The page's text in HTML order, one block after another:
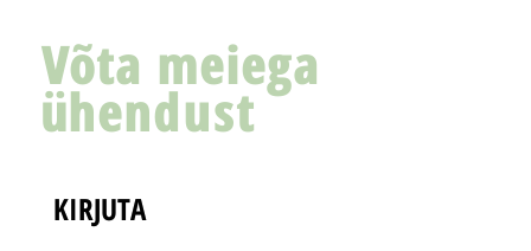
Võta meiega
ühendust
KIRJUTA